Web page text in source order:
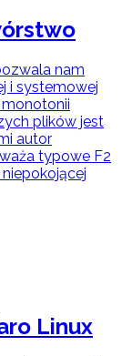
nam
i systemowej
plików jest
autor
typowe F2
Linux